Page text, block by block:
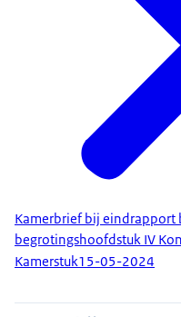
Kamerbrief bij
begrotingshoofdstuk IV
Kamerstuk15-05-2024